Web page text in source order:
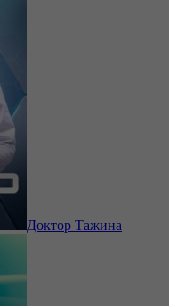
Доктор Тажина